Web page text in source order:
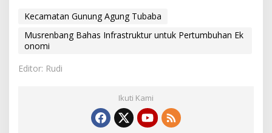
Kecamatan Gunung Agung Tubaba
Musrenbang Bahas Infrastruktur untuk Pertumbuhan Ek
onomi
Editor: Rudi
Ikuti Kami